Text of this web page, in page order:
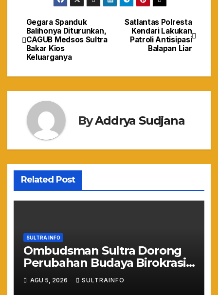
Navigasi
pos
Satlantas Polresta
Kendari Lakukan
Patroli Antisipasi
Balapan Liar
Gegara Spanduk
Balihonya Diturunkan,
CAGUB Medsos Sultra
Bakar Kios
Keluarganya
ByAddrya Sudjana
Related Post
SULTRA INFO
Ombudsman Sultra Dorong
Perubahan Budaya Birokrasi
Lewat Penilaian
Maladministrasi 2026
AGU 5, 2026 SULTRAINFO